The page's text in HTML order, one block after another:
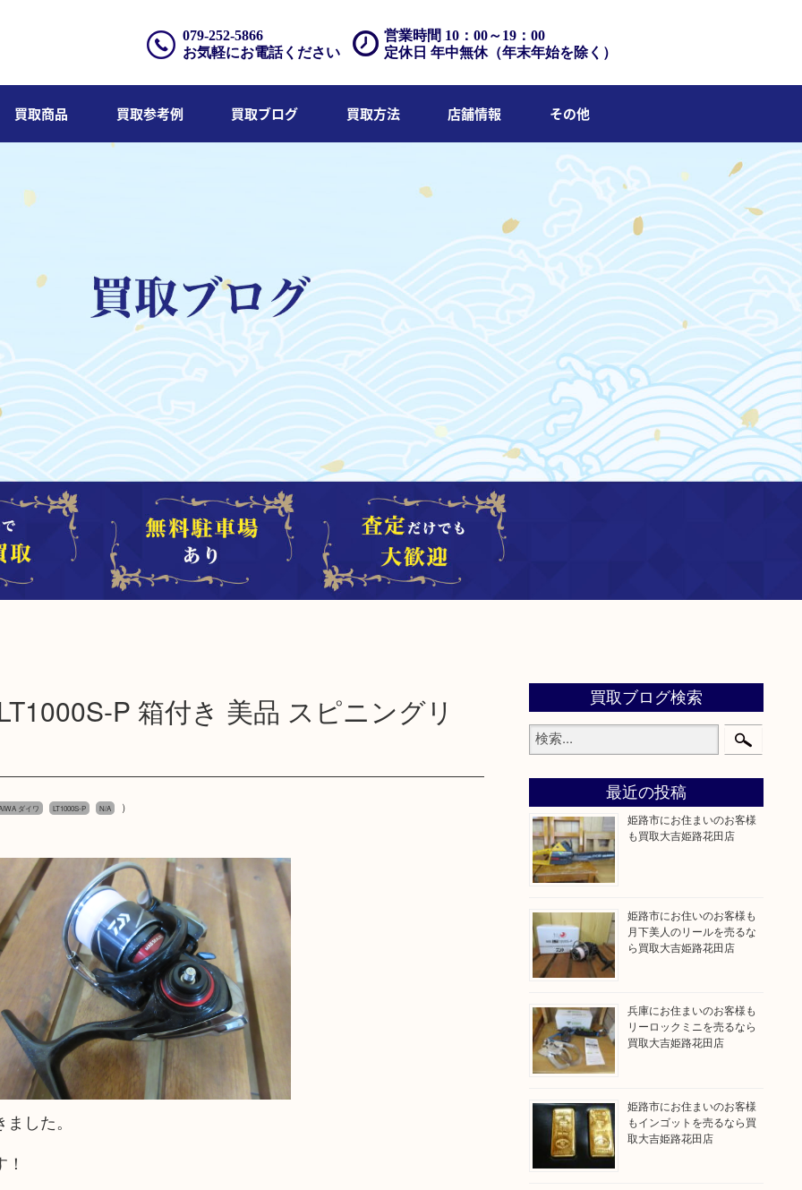
営業時間 10：00～19：00
定休日 年中無休（年末年始を除く）
079-252-5866
お気軽にお電話ください
買取商品 買取参考例 買取ブログ 買取方法 店舗情報 その他
P 箱付き 美品 スピニングリ
ダイワ LT1000S-P N/A
）
した。
買取ブログ検索
最近の投稿
姫路市にお住まいのお客様
も買取大吉姫路花田店
姫路市にお住いのお客様も
月下美人のリールを売るな
ら買取大吉姫路花田店
兵庫にお住まいのお客様も
リーロックミニを売るなら
買取大吉姫路花田店
姫路市にお住まいのお客様
もインゴットを売るなら買
取大吉姫路花田店